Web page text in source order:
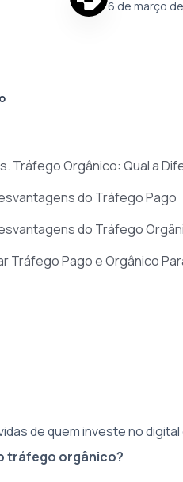
6 de março
Tráfego Orgânico: Qual a
do Tráfego Pago
do Tráfego
Tráfego Pago e Orgânico
de quem investe no digital
tráfego orgânico?